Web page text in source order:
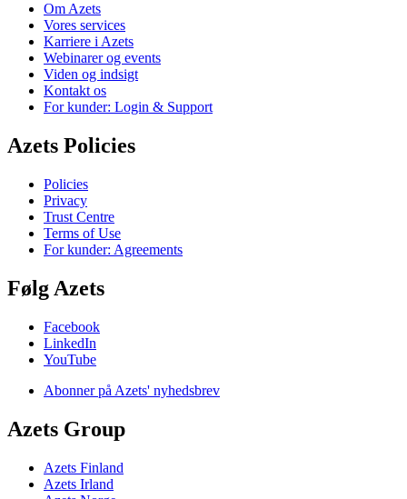
Om Azets
Vores services
Karriere i Azets
Webinarer og events
Viden og indsigt
Kontakt os
For kunder: Login & Support
Azets Policies
Policies
Privacy
Trust Centre
Terms of Use
For kunder: Agreements
Følg Azets
Facebook
LinkedIn
YouTube
Abonner på Azets' nyhedsbrev
Azets Group
Azets Finland
Azets Irland